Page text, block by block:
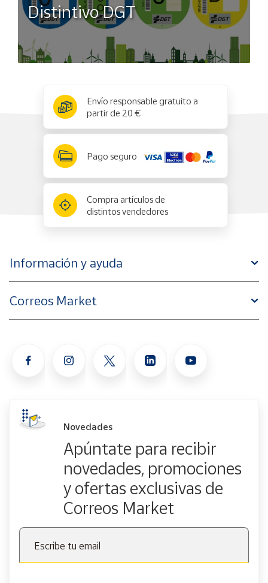
Distintivo DGT
Envío responsable gratuito a
partir de 20 €
Pago seguro
Compra artículos de
distintos vendedores
Información y ayuda
Correos Market
Novedades
Apúntate para recibir
novedades, promociones
y ofertas exclusivas de
Correos Market
Escribe tu email